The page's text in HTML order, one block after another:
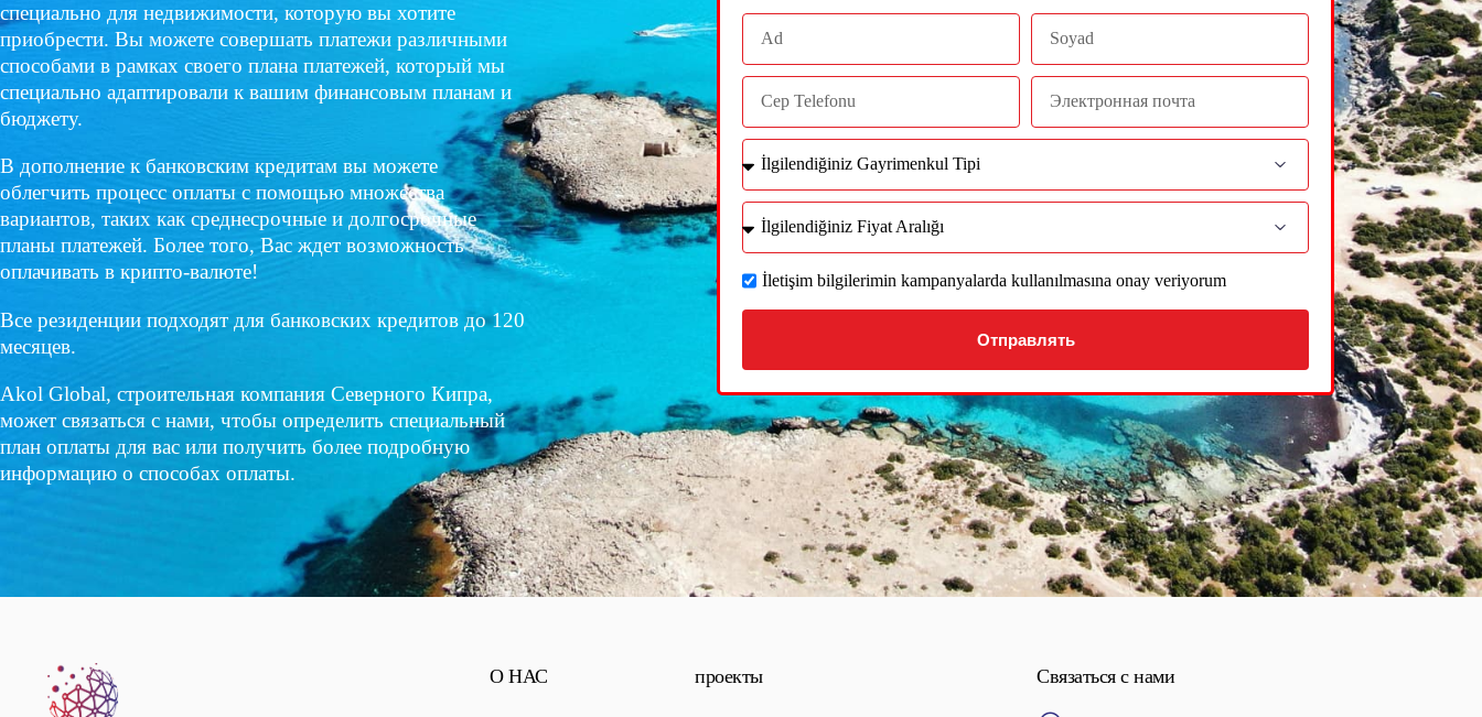
специально для недвижимости, которую вы хотите
приобрести. Вы можете совершать платежи различными
способами в рамках своего плана платежей, который мы
специально адаптировали к вашим финансовым планам и
бюджету.
В дополнение к банковским кредитам вы можете
облегчить процесс оплаты с помощью множества
вариантов, таких как среднесрочные и долгосрочные
планы платежей. Более того, Вас ждет возможность
оплачивать в крипто-валюте!
Все резиденции подходят для банковских кредитов до 120
месяцев.
Akol Global, строительная компания Северного Кипра,
может связаться с нами, чтобы определить специальный
план оплаты для вас или получить более подробную
информацию о способах оплаты.
İletişim bilgilerimin kampanyalarda kullanılmasına onay veriyorum
Отправлять
О НАС проекты Связаться с нами